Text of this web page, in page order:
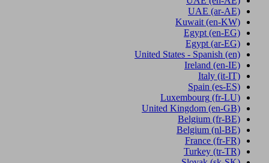
UAE (ar-AE)
Kuwait (en-KW)
Egypt (en-EG)
Egypt (ar-EG)
United States - Spanish (en)
Ireland (en-IE)
Italy (it-IT)
Spain (es-ES)
Luxembourg (fr-LU)
United Kingdom (en-GB)
Belgium (fr-BE)
Belgium (nl-BE)
France (fr-FR)
Turkey (tr-TR)